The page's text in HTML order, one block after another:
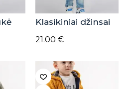
Klasikiniai džinsai
21.00 €